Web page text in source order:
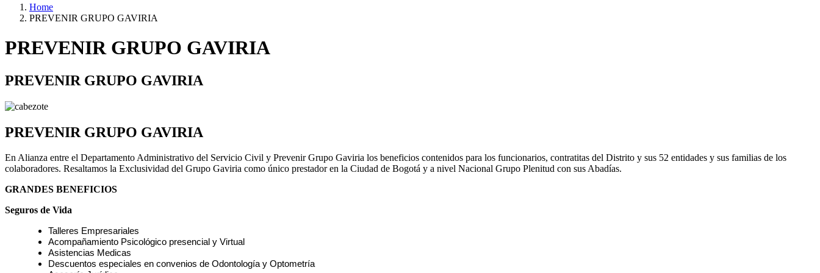
Home
PREVENIR GRUPO GAVIRIA
PREVENIR GRUPO GAVIRIA
PREVENIR GRUPO GAVIRIA
PREVENIR GRUPO GAVIRIA
En Alianza entre el Departamento Administrativo del Servicio Civil y Prevenir Grupo Gaviria los beneficios contenidos para los funcionarios, contratitas del Distrito y sus 52 entidades y sus familias de los
colaboradores. Resaltamos la Exclusividad del Grupo Gaviria como único prestador en la Ciudad de Bogotá y a nivel Nacional Grupo Plenitud con sus Abadías.
GRANDES BENEFICIOS
Seguros de Vida
Talleres Empresariales
Acompañamiento Psicológico presencial y Virtual
Asistencias Medicas
Descuentos especiales en convenios de Odontología y Optometría